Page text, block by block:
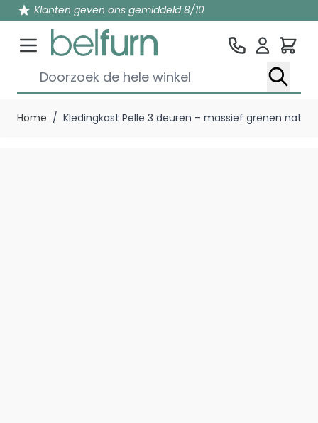
Klanten geven ons gemiddeld 8/10
Doorzoek de hele winkel
Home / Kledingkast Pelle 3 deuren – massief grenen natuur